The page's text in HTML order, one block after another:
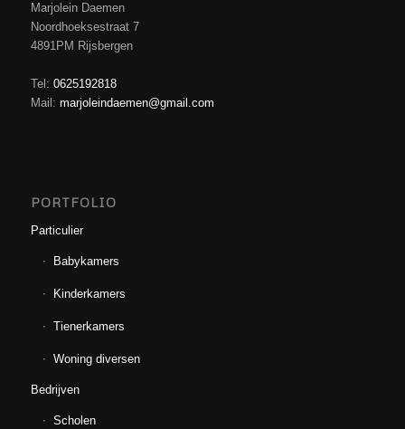
Marjolein Daemen
Noordhoeksestraat 7
4891PM Rijsbergen
Tel: 0625192818
Mail: marjoleindaemen@gmail.com
PORTFOLIO
Particulier
Babykamers
Kinderkamers
Tienerkamers
Woning diversen
Bedrijven
Scholen